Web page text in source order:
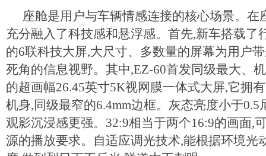
座舱是用户与车辆情感连接的核心场景。在
充分融入了科技感和悬浮感。首先,新车搭载了
的6联科技大屏,大尺寸、多数量的屏幕为用户
死角的信息视野。其中,EZ-60首发同级最大、
的超画幅26.45英寸5K视网膜一体式大屏,它拥
机身,同级最窄的6.4mm边框。灰态亮度小于0.5
观影沉浸感更强。32:9相当于两个16:9的画面,
源的播放要求。自适应调光技术,能根据环境光